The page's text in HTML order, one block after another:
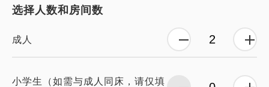
选择人数和房间数
成人
小学生（如需与成人同床，请仅填